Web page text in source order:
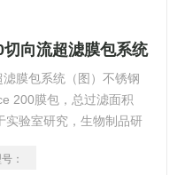
向流超滤膜包系统
膜包系统（图）不锈钢
200膜包，总过滤面积
验室研究，生物制品研
：